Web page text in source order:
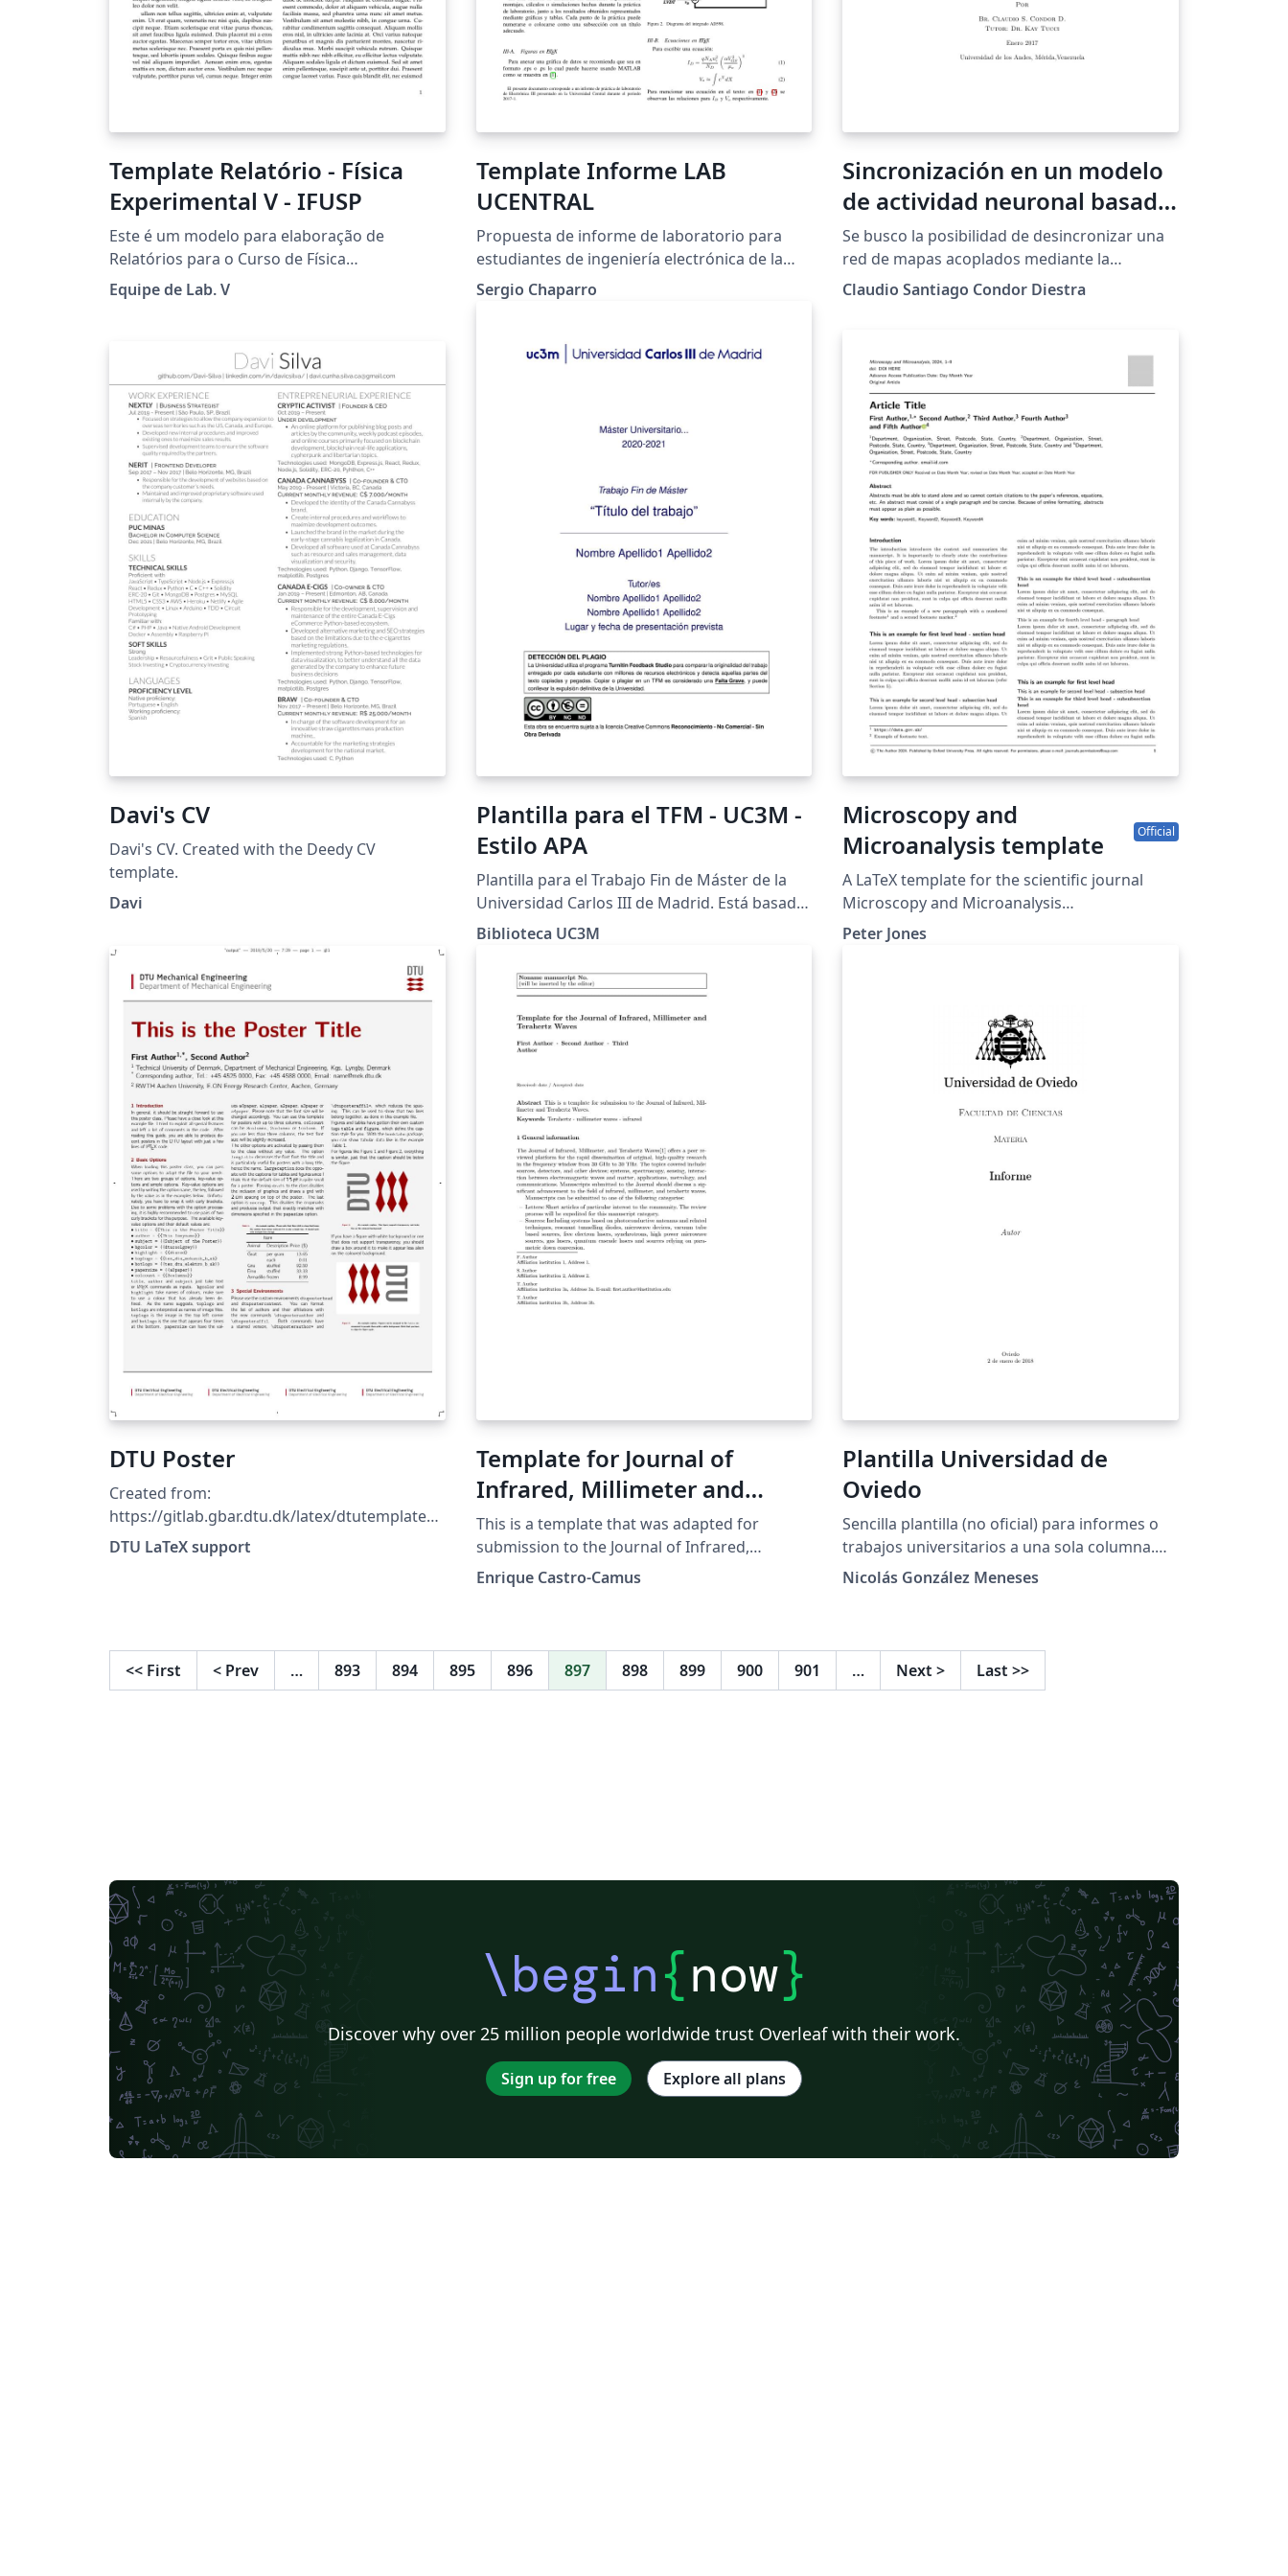
Template Relatório - Física
Experimental V - IFUSP
Este é um modelo para elaboração de
Relatórios para o Curso de Física
Experimental V para o IFUSP.
Equipe de Lab. V
Template Informe LAB
UCENTRAL
Propuesta de informe de laboratorio para
estudiantes de ingeniería electrónica de la
Universidad Central.
Sergio Chaparro
Sincronización en un modelo
de actividad neuronal basado
en mapas caóticos sometidos
a perturbaciones
Se busco la posibilidad de desincronizar una
red de mapas acoplados mediante la
aplicacion de una perturbacion externa.
Claudio Santiago Condor Diestra
Davi's CV
Davi's CV. Created with the Deedy CV
template.
Davi
Plantilla para el TFM - UC3M -
Estilo APA
Plantilla para el Trabajo Fin de Máster de la
Universidad Carlos III de Madrid. Está basada
en las recomendaciones para el estilo APA de
Biblioteca de la Universidad.
Biblioteca UC3M
Microscopy and
Microanalysis template
Official
A LaTeX template for the scientific journal
Microscopy and Microanalysis
(https://academic.oup.com/mam).
Peter Jones
DTU Poster
Created from:
https://gitlab.gbar.dtu.dk/latex/dtutemplates/
commit/f8481c69807365fd899381fd21c65796
DTU LaTeX support
Template for Journal of
Infrared, Millimeter and
Terahertz Waves
This is a template that was adapted for
submission to the Journal of Infrared,
Millimeter, and Terahertz Waves. (J. Inf. Milli.
and THz Waves)
Enrique Castro-Camus
Plantilla Universidad de
Oviedo
Sencilla plantilla (no oficial) para informes o
trabajos universitarios a una sola columna.
Contiene paquetes para la inserción de
paquetes para la inserción de símbolos
matemáticos y teoremas. Está totalmente
Nicolás González Meneses
<< First < Prev … 893 894 895 896 897 898 899 900 901 … Next > Last >>
\begin{now}
Discover why over 25 million people worldwide trust Overleaf with their work.
Sign up for free Explore all plans